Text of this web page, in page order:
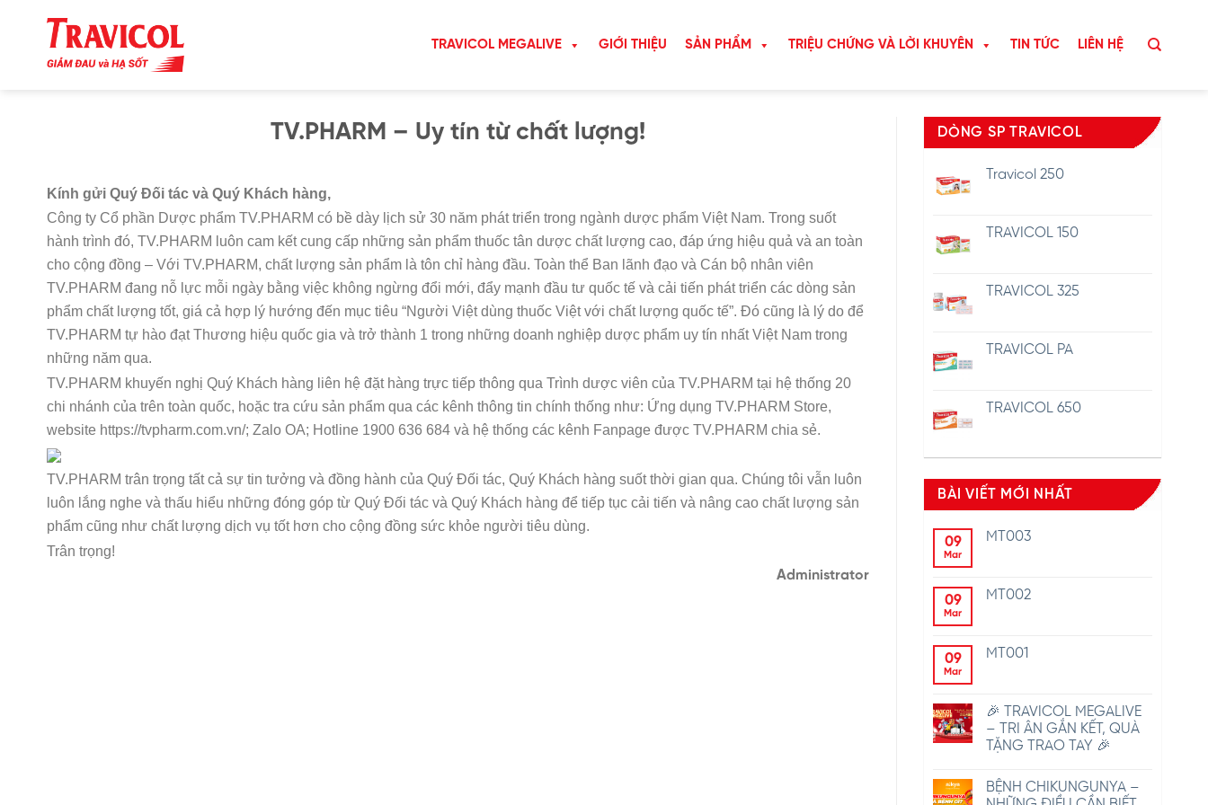
TRAVICOL MEGALIVE GIỚI THIỆU SẢN PHẨM TRIỆU CHỨNG VÀ LỜI KHUYÊN TIN TỨC LIÊN HỆ
TV.PHARM – Uy tín từ chất lượng!
Kính gửi Quý Đối tác và Quý Khách hàng,
Công ty Cổ phần Dược phẩm TV.PHARM có bề dày lịch sử 30 năm phát triển trong ngành dược phẩm Việt Nam. Trong suốt
hành trình đó, TV.PHARM luôn cam kết cung cấp những sản phẩm thuốc tân dược chất lượng cao, đáp ứng hiệu quả và an toàn
cho cộng đồng – Với TV.PHARM, chất lượng sản phẩm là tôn chỉ hàng đầu. Toàn thể Ban lãnh đạo và Cán bộ nhân viên
TV.PHARM đang nỗ lực mỗi ngày bằng việc không ngừng đổi mới, đẩy mạnh đầu tư quốc tế và cải tiến phát triển các dòng sản
phẩm chất lượng tốt, giá cả hợp lý hướng đến mục tiêu “Người Việt dùng thuốc Việt với chất lượng quốc tế”. Đó cũng là lý do để
TV.PHARM tự hào đạt Thương hiệu quốc gia và trở thành 1 trong những doanh nghiệp dược phẩm uy tín nhất Việt Nam trong
những năm qua.
TV.PHARM khuyến nghị Quý Khách hàng liên hệ đặt hàng trực tiếp thông qua Trình dược viên của TV.PHARM tại hệ thống 20
chi nhánh của trên toàn quốc, hoặc tra cứu sản phẩm qua các kênh thông tin chính thống như: Ứng dụng TV.PHARM Store,
website https://tvpharm.com.vn/; Zalo OA; Hotline 1900 636 684 và hệ thống các kênh Fanpage được TV.PHARM chia sẻ.
TV.PHARM trân trọng tất cả sự tin tưởng và đồng hành của Quý Đối tác, Quý Khách hàng suốt thời gian qua. Chúng tôi vẫn luôn
luôn lắng nghe và thấu hiểu những đóng góp từ Quý Đối tác và Quý Khách hàng để tiếp tục cải tiến và nâng cao chất lượng sản
phẩm cũng như chất lượng dịch vụ tốt hơn cho cộng đồng sức khỏe người tiêu dùng.
Trân trọng!
Administrator
DÒNG SP TRAVICOL
Travicol 250
TRAVICOL 150
TRAVICOL 325
TRAVICOL PA
TRAVICOL 650
BÀI VIẾT MỚI NHẤT
09
Mar
MT003
09
Mar
MT002
09
Mar
MT001
🎉 TRAVICOL MEGALIVE
– TRI ÂN GẮN KẾT, QUÀ
TẶNG TRAO TAY 🎉
BỆNH CHIKUNGUNYA –